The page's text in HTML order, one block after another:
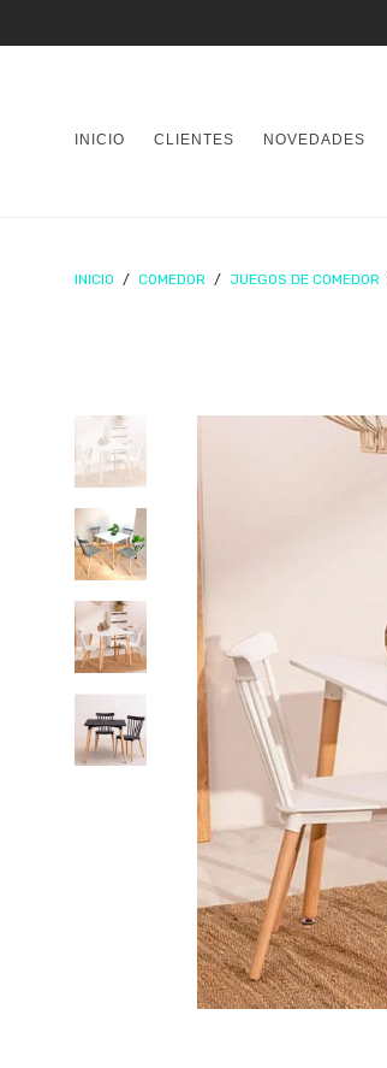
INICIO CLIENTES NOVEDADES
INICIO / COMEDOR / JUEGOS DE COMEDOR